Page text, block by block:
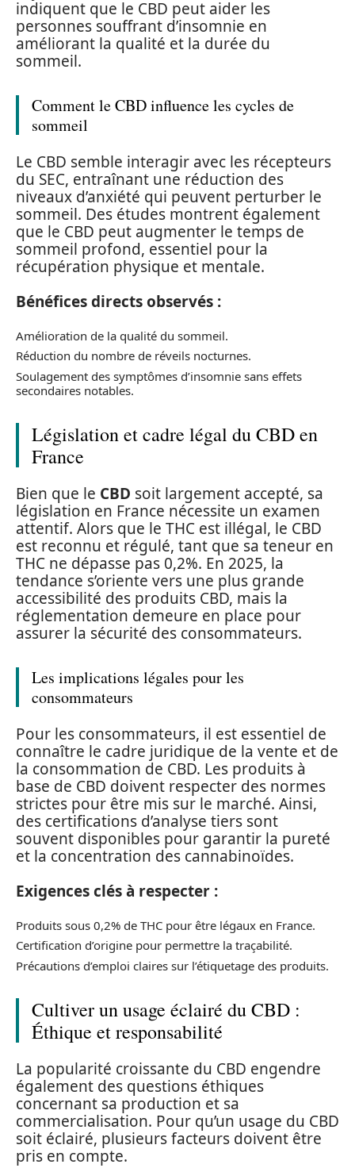
indiquent que le CBD peut aider les
personnes souffrant d’insomnie en
améliorant la qualité et la durée du
sommeil.
Comment le CBD influence les cycles de
sommeil
Le CBD semble interagir avec les récepteurs
du SEC, entraînant une réduction des
niveaux d’anxiété qui peuvent perturber le
sommeil. Des études montrent également
que le CBD peut augmenter le temps de
sommeil profond, essentiel pour la
récupération physique et mentale.
Bénéfices directs observés :
Amélioration de la qualité du sommeil.
Réduction du nombre de réveils nocturnes.
Soulagement des symptômes d’insomnie sans effets
secondaires notables.
Législation et cadre légal du CBD en
France
Bien que le CBD soit largement accepté, sa
législation en France nécessite un examen
attentif. Alors que le THC est illégal, le CBD
est reconnu et régulé, tant que sa teneur en
THC ne dépasse pas 0,2%. En 2025, la
tendance s’oriente vers une plus grande
accessibilité des produits CBD, mais la
réglementation demeure en place pour
assurer la sécurité des consommateurs.
Les implications légales pour les
consommateurs
Pour les consommateurs, il est essentiel de
connaître le cadre juridique de la vente et de
la consommation de CBD. Les produits à
base de CBD doivent respecter des normes
strictes pour être mis sur le marché. Ainsi,
des certifications d’analyse tiers sont
souvent disponibles pour garantir la pureté
et la concentration des cannabinoïdes.
Exigences clés à respecter :
Produits sous 0,2% de THC pour être légaux en France.
Certification d’origine pour permettre la traçabilité.
Précautions d’emploi claires sur l’étiquetage des produits.
Cultiver un usage éclairé du CBD :
Éthique et responsabilité
La popularité croissante du CBD engendre
également des questions éthiques
concernant sa production et sa
commercialisation. Pour qu’un usage du CBD
soit éclairé, plusieurs facteurs doivent être
pris en compte.